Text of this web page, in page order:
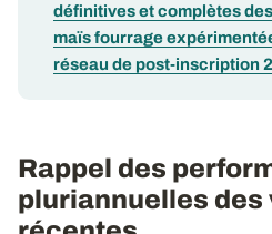
définitives et complètes
maïs fourrage
réseau de post-inscription
Rappel des
pluriannuelles des